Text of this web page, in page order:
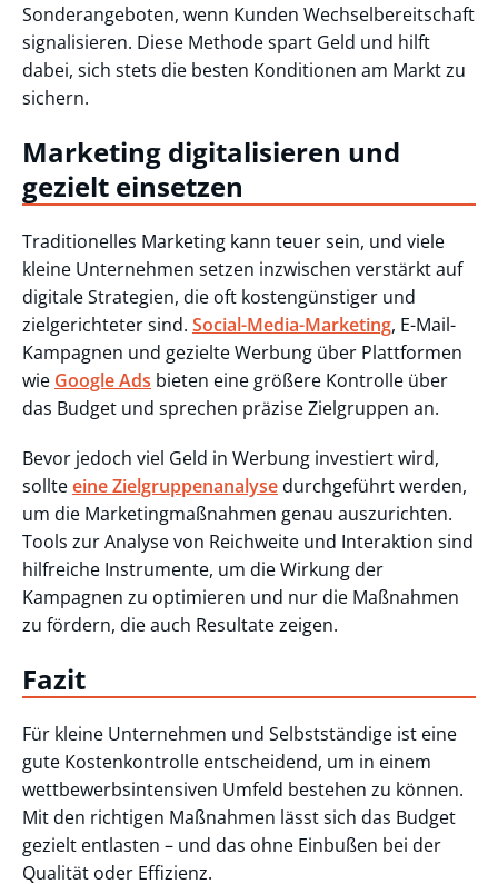
Sonderangeboten, wenn Kunden Wechselbereitschaft
signalisieren. Diese Methode spart Geld und hilft
dabei, sich stets die besten Konditionen am Markt zu
sichern.
Marketing digitalisieren und
gezielt einsetzen
Traditionelles Marketing kann teuer sein, und viele
kleine Unternehmen setzen inzwischen verstärkt auf
digitale Strategien, die oft kostengünstiger und
zielgerichteter sind. Social-Media-Marketing, E-Mail-
Kampagnen und gezielte Werbung über Plattformen
wie Google Ads bieten eine größere Kontrolle über
das Budget und sprechen präzise Zielgruppen an.
Bevor jedoch viel Geld in Werbung investiert wird,
sollteeine Zielgruppenanalysedurchgeführt werden,
um die Marketingmaßnahmen genau auszurichten.
Tools zur Analyse von Reichweite und Interaktion sind
hilfreiche Instrumente, um die Wirkung der
Kampagnen zu optimieren und nur die Maßnahmen
zu fördern, die auch Resultate zeigen.
Fazit
Für kleine Unternehmen und Selbstständige ist eine
gute Kostenkontrolle entscheidend, um in einem
wettbewerbsintensiven Umfeld bestehen zu können.
Mit den richtigen Maßnahmen lässt sich das Budget
gezielt entlasten – und das ohne Einbußen bei der
Qualität oder Effizienz.